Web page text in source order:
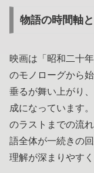
物語の時間軸
映画は「昭和二十
のモノローグから
垂るが舞い上がり
成になっています
のラストまでの流
語全体が一続きの
理解が深まりやすく